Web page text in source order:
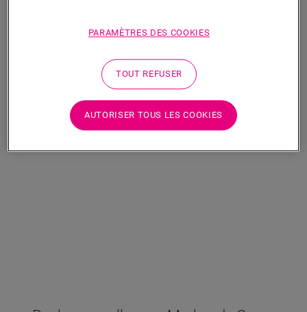
Roche oxydée
ORO BASE
AVSTT40235
Roche bétonnée
VINYLE
ORO BASE
AVSTT40234
PARAMÈTRES DES COOKIES
TOUT REFUSER
AUTORISER TOUS LES COOKIES